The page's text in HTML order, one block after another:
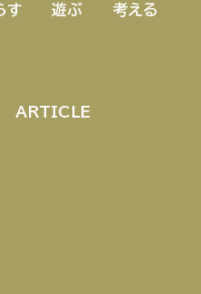
す 遊ぶ 考える
ARTICLE